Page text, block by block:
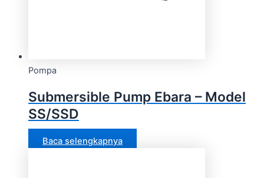
Pompa
Submersible Pump Ebara – Model
SS/SSD
Baca selengkapnya